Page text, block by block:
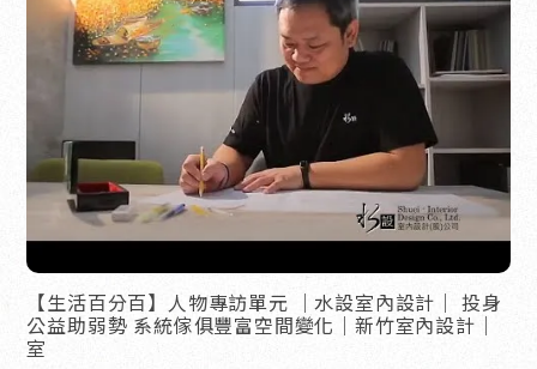
【生活百分百】人物專訪單元 ｜水設室內設計｜ 投身
公益助弱勢 系統傢俱豐富空間變化｜新竹室內設計｜
室